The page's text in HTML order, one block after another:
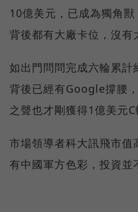
10億美元，已成為獨角獸
背後都有大廠卡位，沒有
如出門問問完成六輪累計
背後已經有Google撐腰
之聲也才剛獲得1億美元C
市場領導者科大訊飛市值
有中國軍方色彩，投資並